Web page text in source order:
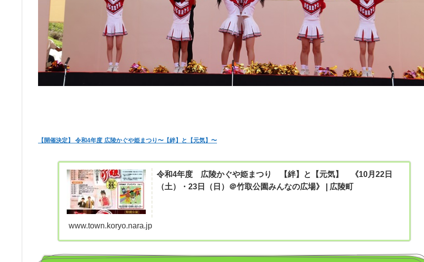
【開催決定】 令和4年度 広陵かぐや姫まつり〜【絆】と【元気】〜
令和4年度 広陵かぐや姫まつり 【絆】と【元気】 《10月22日
（土）・23日（日）＠竹取公園みんなの広場》 | 広陵町
www.town.koryo.nara.jp